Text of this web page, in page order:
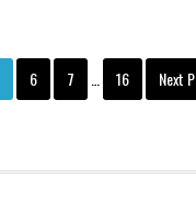
Page
6 Page
7
Interim
pages
Page
16
Go
to
Next